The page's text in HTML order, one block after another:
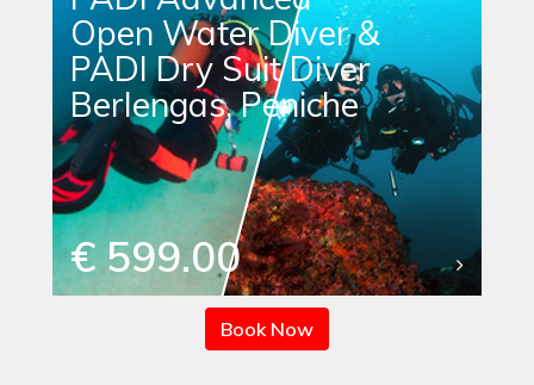
Open Water Diver &
PADI Dry Suit Diver
Berlengas, Peniche
€ 599.00
Book Now